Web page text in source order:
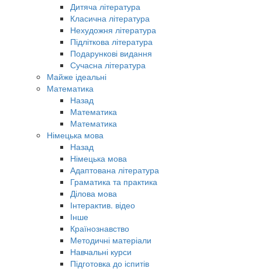
Дитяча література
Класична література
Нехудожня література
Підліткова література
Подарункові видання
Сучасна література
Майже ідеальні
Математика
Назад
Математика
Математика
Німецька мова
Назад
Німецька мова
Адаптована література
Граматика та практика
Ділова мова
Інтерактив. відео
Інше
Країнознавство
Методичні матеріали
Навчальні курси
Підготовка до іспитів